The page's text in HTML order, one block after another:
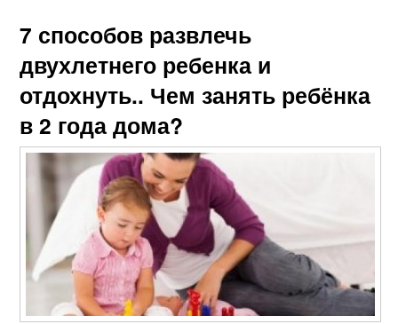
7 способов развлечь
двухлетнего ребенка и
отдохнуть.. Чем занять ребёнка
в 2 года дома?